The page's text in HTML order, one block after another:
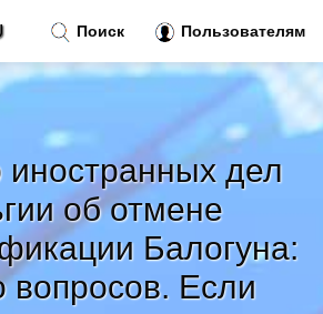
дел
об отмене
Балогуна:
вопросов. Если
Поиск Пользователям
»